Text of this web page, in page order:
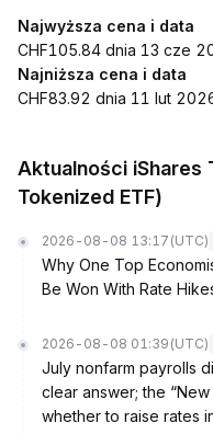
Najwyższa cena i data
CHF105.84 dnia 13 cze
Najniższa cena i data
CHF83.92 dnia 11 lut
Aktualności iShares
Tokenized ETF)
2026-08-08 13:17 (UTC)
Why One Top
Be Won With Rate
2026-08-08 01:39 (UTC)
July nonfarm payrolls
clear answer; the
whether to raise rates